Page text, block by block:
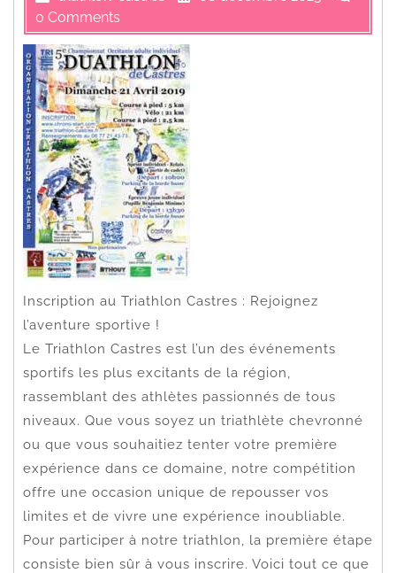
0 Comments
Inscription au Triathlon Castres : Rejoignez
l’aventure sportive !
Le Triathlon Castres est l’un des événements
sportifs les plus excitants de la région,
rassemblant des athlètes passionnés de tous
niveaux. Que vous soyez un triathlète chevronné
ou que vous souhaitiez tenter votre première
expérience dans ce domaine, notre compétition
offre une occasion unique de repousser vos
limites et de vivre une expérience inoubliable.
Pour participer à notre triathlon, la première étape
consiste bien sûr à vous inscrire. Voici tout ce que